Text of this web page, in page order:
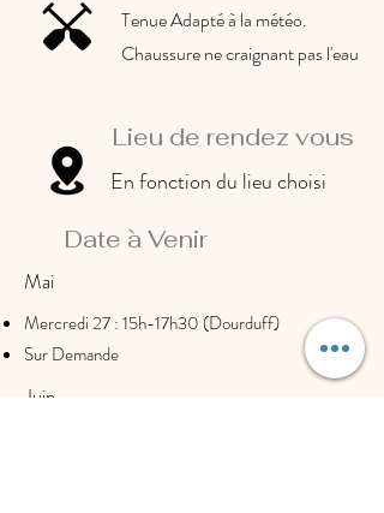
Tenue Adapté à la météo.
Chaussure ne craignant pas l'eau
Lieu de rendez vous
En fonction du lieu choisi
Date à Venir
Mai
Mercredi 27 : 15h-17h30 (Dourduff)
Sur Demande
Juin